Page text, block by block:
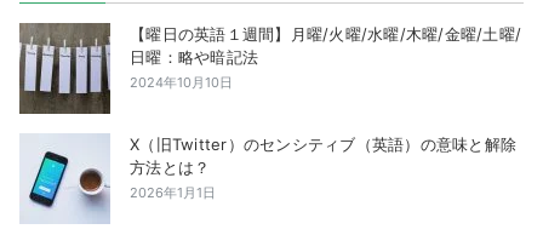
【曜日の英語１週間】月曜/火曜/水曜/木曜/金曜/土曜/
日曜：略や暗記法
2024年10月10日
X（旧Twitter）のセンシティブ（英語）の意味と解除
方法とは？
2026年1月1日